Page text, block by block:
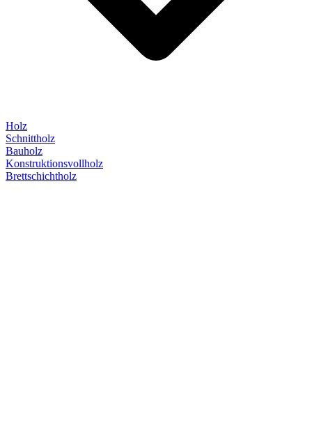
Holz
Schnittholz
Bauholz
Konstruktionsvollholz
Brettschichtholz